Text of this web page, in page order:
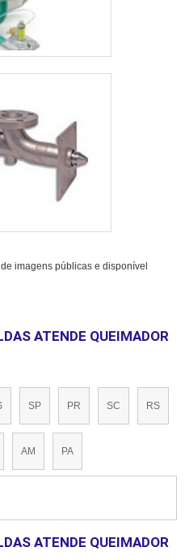
imagens públicas e disponível
ATENDE QUEIMADOR
SP PR SC RS
AM PA
ATENDE QUEIMADOR